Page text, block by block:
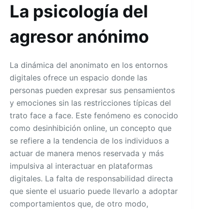
La psicología del
agresor anónimo
La dinámica del anonimato en los entornos
digitales ofrece un espacio donde las
personas pueden expresar sus pensamientos
y emociones sin las restricciones típicas del
trato face a face. Este fenómeno es conocido
como desinhibición online, un concepto que
se refiere a la tendencia de los individuos a
actuar de manera menos reservada y más
impulsiva al interactuar en plataformas
digitales. La falta de responsabilidad directa
que siente el usuario puede llevarlo a adoptar
comportamientos que, de otro modo,